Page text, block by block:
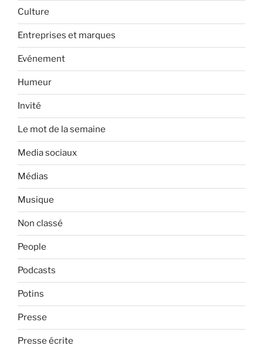
Culture
Entreprises et marques
Evénement
Humeur
Invité
Le mot de la semaine
Media sociaux
Médias
Musique
Non classé
People
Podcasts
Potins
Presse
Presse écrite